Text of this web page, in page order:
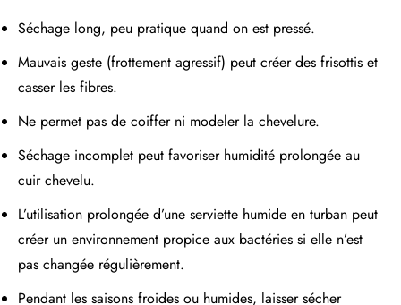
Séchage long, peu pratique quand on est pressé.
Mauvais geste (frottement agressif) peut créer des frisottis et
casser les fibres.
Ne permet pas de coiffer ni modeler la chevelure.
Séchage incomplet peut favoriser humidité prolongée au
cuir chevelu.
L’utilisation prolongée d’une serviette humide en turban peut
créer un environnement propice aux bactéries si elle n’est
pas changée régulièrement.
Pendant les saisons froides ou humides, laisser sécher